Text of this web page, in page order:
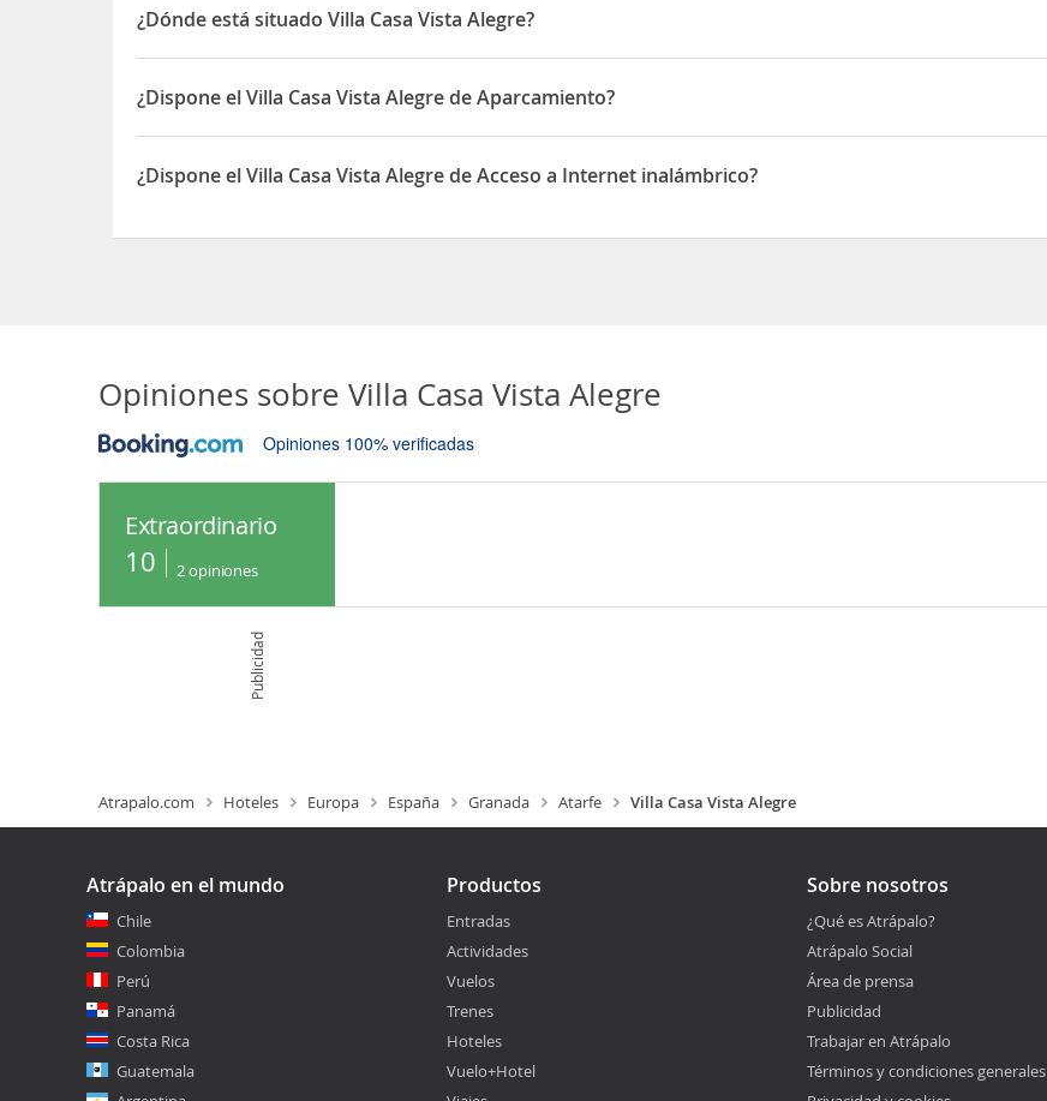
¿Dónde está situado Villa Casa Vista Alegre?
El Villa Casa Vista Alegre está situado en PROTECCIÓN CIVIL 28
¿Dispone el Villa Casa Vista Alegre de Aparcamiento?
Sí, el Villa Casa Vista Alegre dispone de Aparcamiento
¿Dispone el Villa Casa Vista Alegre de Acceso a Internet inalámbrico?
Opiniones sobre Villa Casa Vista Alegre
Opiniones 100% verificadas
Extraordinario
10 2 opiniones
Publicidad
Atrapalo.com Hoteles Europa España Granada Atarfe Villa Casa Vista Alegre
Atrápalo en el mundo
Chile
Colombia
Perú
Panamá
Costa Rica
Guatemala
Productos
Entradas
Actividades
Vuelos
Trenes
Hoteles
Vuelo+Hotel
Sobre nosotros
¿Qué es Atrápalo?
Atrápalo Social
Área de prensa
Publicidad
Trabajar en Atrápalo
Términos y condiciones generales